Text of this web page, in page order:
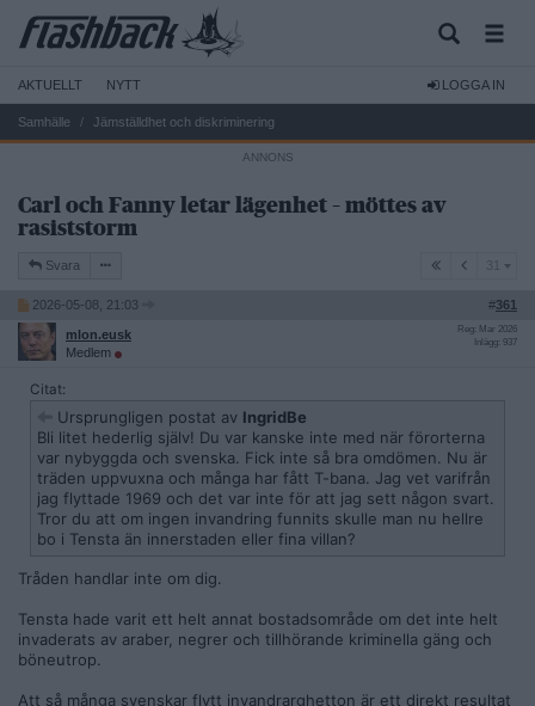
AKTUELLT NYTT LOGGA IN
Samhälle Jämställdhet och diskriminering
Carl och Fanny letar lägenhet – möttes av
rasiststorm
Svara 31
2026-05-08, 21:03 #361
mlon.eusk
Medlem
Reg: Mar 2026
Inlägg: 937
Citat:
Ursprungligen postat av IngridBe
Bli litet hederlig själv! Du var kanske inte med när förorterna
var nybyggda och svenska. Fick inte så bra omdömen. Nu är
träden uppvuxna och många har fått T-bana. Jag vet varifrån
jag flyttade 1969 och det var inte för att jag sett någon svart.
Tror du att om ingen invandring funnits skulle man nu hellre
bo i Tensta än innerstaden eller fina villan?
Tråden handlar inte om dig.
Tensta hade varit ett helt annat bostadsområde om det inte helt
invaderats av araber, negrer och tillhörande kriminella gäng och
böneutrop.
Att så många svenskar flytt invandrarghetton är ett direkt resultat